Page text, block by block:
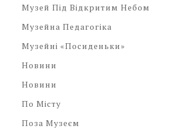
Музей Під Відкритим Небом
Музейна Педагогіка
Музейні «посиденьки»
Новини
Новини
По Місту
Поза Музеєм